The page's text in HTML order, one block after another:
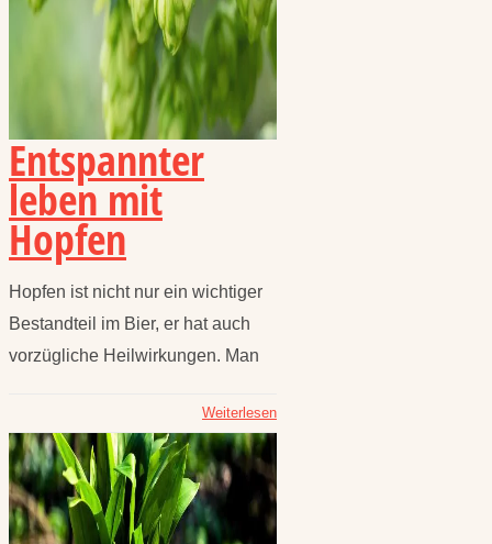
Entspannter
leben mit
Hopfen
Hopfen ist nicht nur ein wichtiger
Bestandteil im Bier, er hat auch
vorzügliche Heilwirkungen. Man
Weiterlesen